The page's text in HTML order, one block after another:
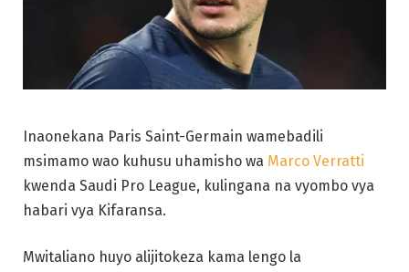
Inaonekana Paris Saint-Germain wamebadili
msimamo wao kuhusu uhamisho wa Marco Verratti
kwenda Saudi Pro League, kulingana na vyombo vya
habari vya Kifaransa.
Mwitaliano huyo alijitokeza kama lengo la